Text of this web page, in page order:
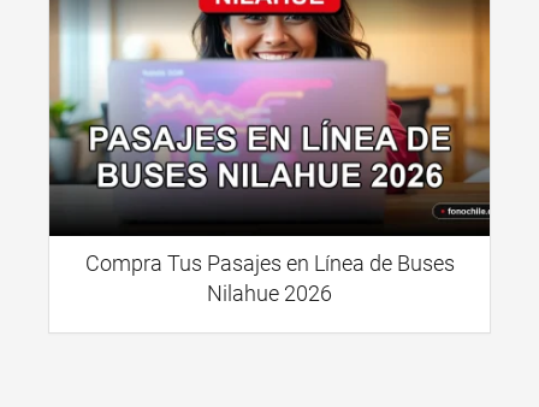
Compra Tus Pasajes en Línea de Buses
Nilahue 2026